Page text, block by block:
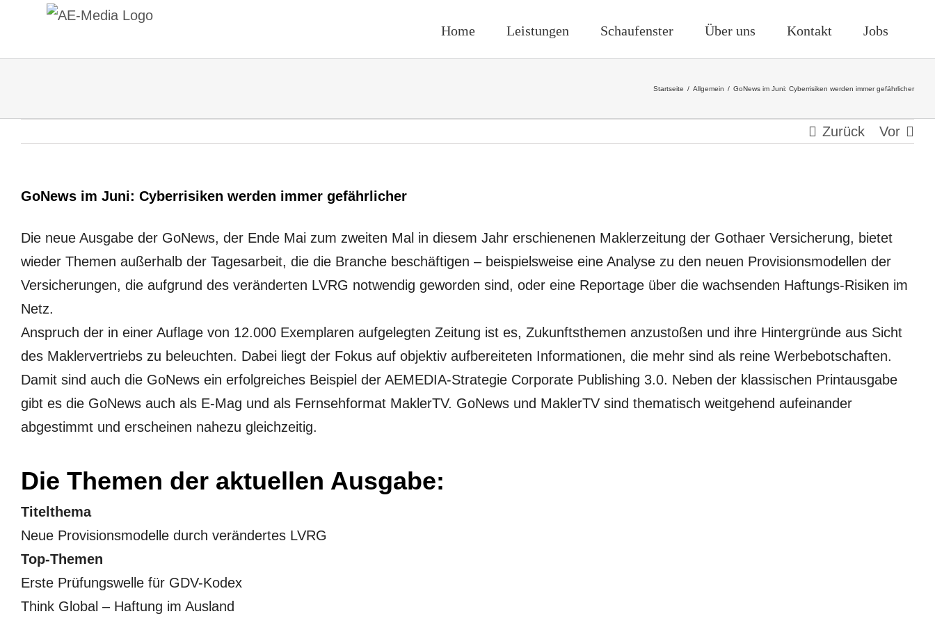
springen
Home Leistungen Schaufenster Über uns Kontakt Jobs
Startseite / Allgemein / GoNews im Juni: Cyberrisiken werden immer gefährlicher
Zurück Vor
GoNews im Juni: Cyberrisiken werden immer gefährlicher
Die neue Ausgabe der GoNews, der Ende Mai zum zweiten Mal in diesem Jahr erschienenen Maklerzeitung der Gothaer Versicherung, bietet
wieder Themen außerhalb der Tagesarbeit, die die Branche beschäftigen – beispielsweise eine Analyse zu den neuen Provisionsmodellen der
Versicherungen, die aufgrund des veränderten LVRG notwendig geworden sind, oder eine Reportage über die wachsenden Haftungs-Risiken im
Netz.
Anspruch der in einer Auflage von 12.000 Exemplaren aufgelegten Zeitung ist es, Zukunftsthemen anzustoßen und ihre Hintergründe aus Sicht
des Maklervertriebs zu beleuchten. Dabei liegt der Fokus auf objektiv aufbereiteten Informationen, die mehr sind als reine Werbebotschaften.
Damit sind auch die GoNews ein erfolgreiches Beispiel der AEMEDIA-Strategie Corporate Publishing 3.0. Neben der klassischen Printausgabe
gibt es die GoNews auch als E-Mag und als Fernsehformat MaklerTV. GoNews und MaklerTV sind thematisch weitgehend aufeinander
abgestimmt und erscheinen nahezu gleichzeitig.
Die Themen der aktuellen Ausgabe:
Titelthema
Neue Provisionsmodelle durch verändertes LVRG
Top-Themen
Erste Prüfungswelle für GDV-Kodex
Think Global – Haftung im Ausland